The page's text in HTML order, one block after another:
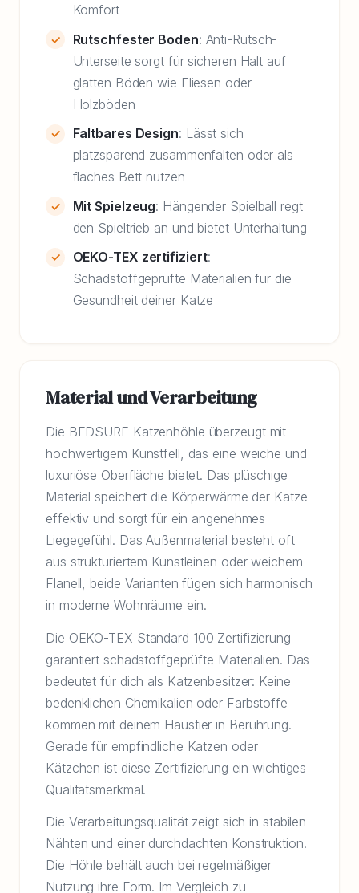
Komfort
Rutschfester Boden: Anti-Rutsch-
Unterseite sorgt für sicheren Halt auf
glatten Böden wie Fliesen oder
Holzböden
Faltbares Design: Lässt sich
platzsparend zusammenfalten oder als
flaches Bett nutzen
Mit Spielzeug: Hängender Spielball regt
den Spieltrieb an und bietet Unterhaltung
OEKO-TEX zertifiziert:
Schadstoffgeprüfte Materialien für die
Gesundheit deiner Katze
Material und Verarbeitung
Die BEDSURE Katzenhöhle überzeugt mit
hochwertigem Kunstfell, das eine weiche und
luxuriöse Oberfläche bietet. Das plüschige
Material speichert die Körperwärme der Katze
effektiv und sorgt für ein angenehmes
Liegegefühl. Das Außenmaterial besteht oft
aus strukturiertem Kunstleinen oder weichem
Flanell, beide Varianten fügen sich harmonisch
in moderne Wohnräume ein.
Die OEKO-TEX Standard 100 Zertifizierung
garantiert schadstoffgeprüfte Materialien. Das
bedeutet für dich als Katzenbesitzer: Keine
bedenklichen Chemikalien oder Farbstoffe
kommen mit deinem Haustier in Berührung.
Gerade für empfindliche Katzen oder
Kätzchen ist diese Zertifizierung ein wichtiges
Qualitätsmerkmal.
Die Verarbeitungsqualität zeigt sich in stabilen
Nähten und einer durchdachten Konstruktion.
Die Höhle behält auch bei regelmäßiger
Nutzung ihre Form. Im Vergleich zu